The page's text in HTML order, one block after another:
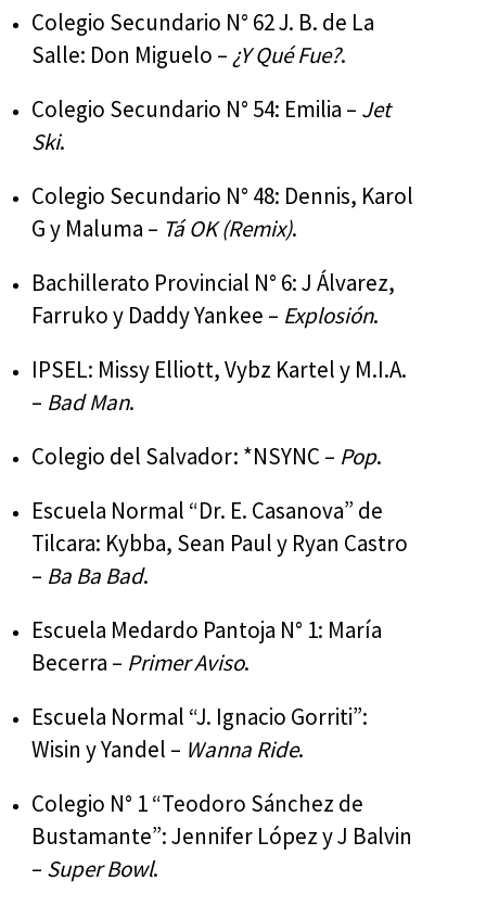
Colegio Secundario N° 62 J. B. de La
Salle: Don Miguelo – ¿Y Qué Fue?.
Colegio Secundario N° 54: Emilia – Jet
Ski.
Colegio Secundario N° 48: Dennis, Karol
G y Maluma – Tá OK (Remix).
Bachillerato Provincial N° 6: J Álvarez,
Farruko y Daddy Yankee – Explosión.
IPSEL: Missy Elliott, Vybz Kartel y M.I.A.
– Bad Man.
Colegio del Salvador: *NSYNC – Pop.
Escuela Normal “Dr. E. Casanova” de
Tilcara: Kybba, Sean Paul y Ryan Castro
– Ba Ba Bad.
Escuela Medardo Pantoja N° 1: María
Becerra – Primer Aviso.
Escuela Normal “J. Ignacio Gorriti”:
Wisin y Yandel – Wanna Ride.
Colegio N° 1 “Teodoro Sánchez de
Bustamante”: Jennifer López y J Balvin
– Super Bowl.